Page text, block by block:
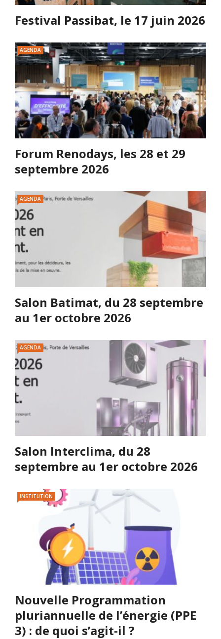
Festival Passibat, le 17 juin 2026
AGENDA
Forum Renodays, les 28 et 29
septembre 2026
AGENDA
Salon Batimat, du 28 septembre
au 1er octobre 2026
AGENDA
Salon Interclima, du 28
septembre au 1er octobre 2026
INSTITUTION
Nouvelle Programmation
pluriannuelle de l’énergie (PPE
3) : de quoi s’agit-il ?